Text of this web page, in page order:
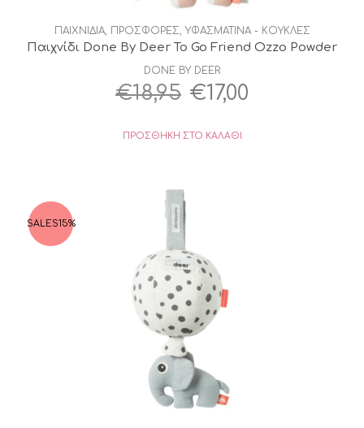
ΠΑΙΧΝΙΔΙΑ, ΠΡΟΣΦΟΡΕΣ, ΥΦΑΣΜΑΤΙΝΑ - ΚΟΥΚΛΕΣ
Παιχνίδι Done By Deer To Go Friend Ozzo Powder
DONE BY DEER
€18,95 Original
€17,00
ΠΡΟΣΘΉΚΗ ΣΤΟ ΚΑΛΆΘΙ
SALES15%